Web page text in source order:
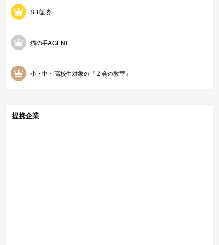
SBI証券
猫の手AGENT
小・中・高校生対象の『Ｚ会の教室』
提携企業